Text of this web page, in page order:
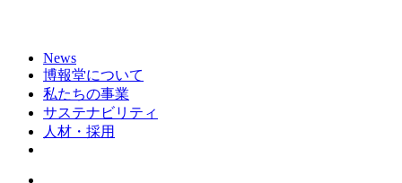
News
博報堂について
私たちの事業
サステナビリティ
人材・採用